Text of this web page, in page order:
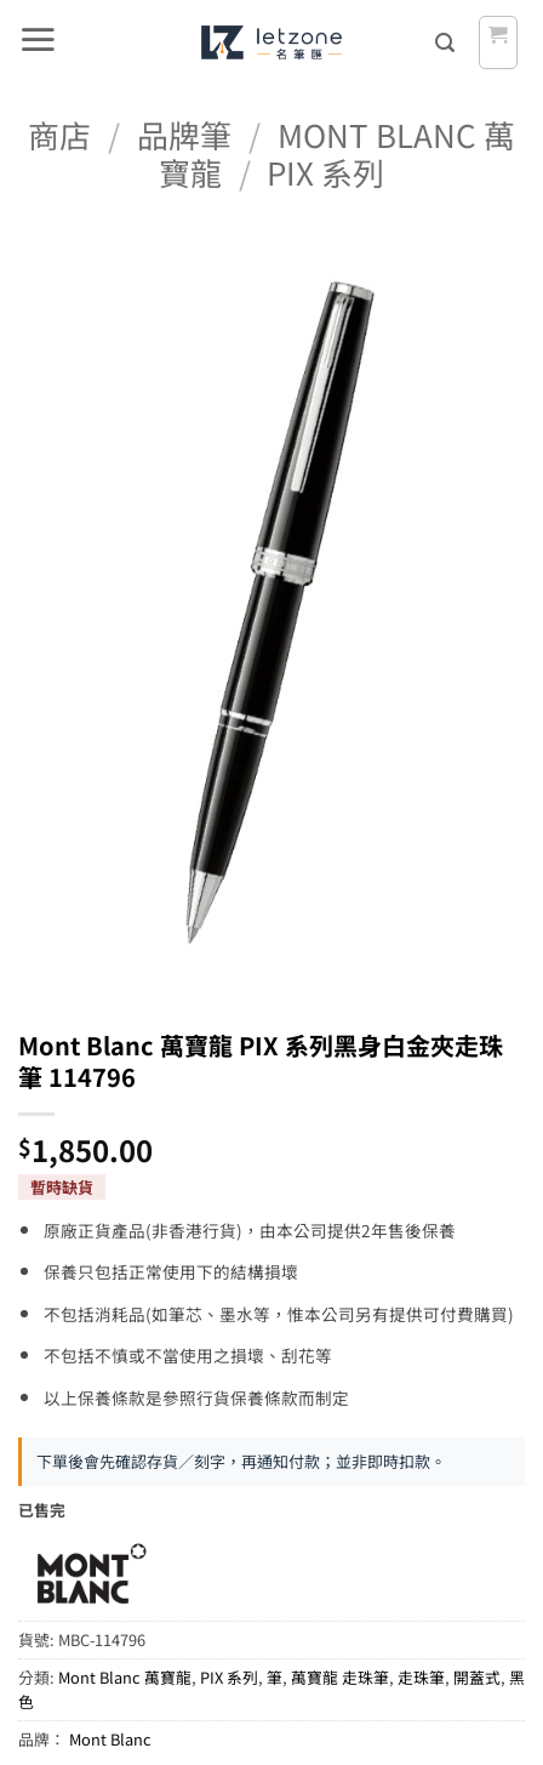
商店 / 品牌筆 / MONT BLANC 萬
寶龍 / PIX 系列
Mont Blanc 萬寶龍 PIX 系列黑身白金夾走珠
筆 114796
$1,850.00
原廠正貨產品(非香港行貨)，由本公司提供2年售後保養
保養只包括正常使用下的結構損壞
不包括消耗品(如筆芯、墨水等，惟本公司另有提供可付費購買)
不包括不慎或不當使用之損壞、刮花等
以上保養條款是參照行貨保養條款而制定
下單後會先確認存貨／刻字，再通知付款；並非即時扣款。
已售完
貨號: MBC-114796
分類: Mont Blanc 萬寶龍, PIX 系列, 筆, 萬寶龍 走珠筆, 走珠筆, 開蓋式, 黑
色
品牌： Mont Blanc